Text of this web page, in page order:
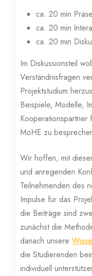
ca. 20 min
ca. 20 min
ca. 20 min
Im Diskussionsteil
Verständnisfragen
Projektstudium
Beispiele, Modelle,
MoHE zu
Wir hoffen, mit
und anregenden
Teilnehmenden des
Impulse für das
die Beiträge sind
zunächst die
danach unsere
die Studierenden
individuell